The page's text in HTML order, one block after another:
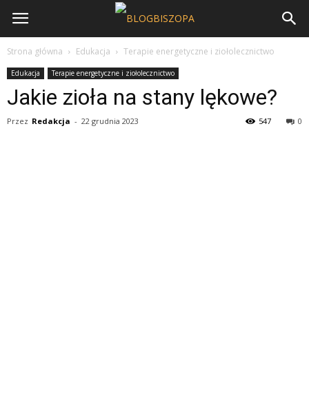
Strona główna Edukacja Terapie energetyczne i ziołolecznictwo
Edukacja Terapie energetyczne i ziołolecznictwo
Jakie zioła na stany lękowe?
Przez Redakcja - 22 grudnia 2023 0
547